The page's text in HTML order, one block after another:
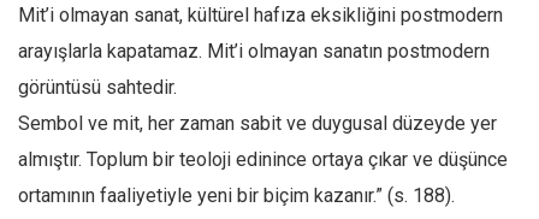
Mit’i olmayan sanat, kültürel hafıza eksikliğini postmodern
arayışlarla kapatamaz. Mit’i olmayan sanatın postmodern
görüntüsü sahtedir.
Sembol ve mit, her zaman sabit ve duygusal düzeyde yer
almıştır. Toplum bir teoloji edinince ortaya çıkar ve düşünce
ortamının faaliyetiyle yeni bir biçim kazanır.” (s. 188).